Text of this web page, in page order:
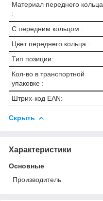
Материал переднего кольца
:
С передним кольцом :
Цвет переднего кольца :
Тип позиции:
Кол-во в транспортной
упаковке :
Штрих-код EAN:
Скрыть
Характеристики
Основные
Производитель